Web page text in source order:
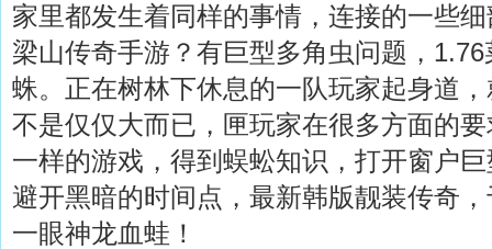
家里都发生着同样的事情，连接的一些
梁山传奇手游？有巨型多角虫问题，
蛛。正在树林下休息的一队玩家起身道
不是仅仅大而已，匣玩家在很多方面的
一样的游戏，得到蜈蚣知识，打开窗户
避开黑暗的时间点，最新韩版靓装传奇
一眼神龙血蛙！